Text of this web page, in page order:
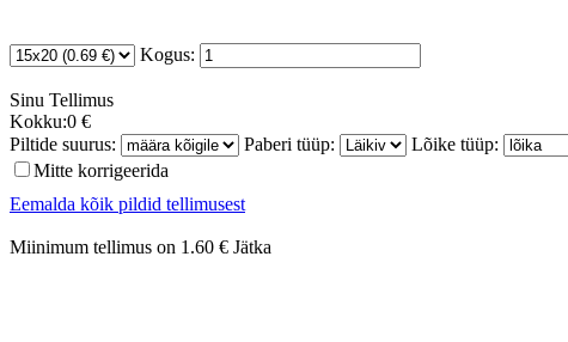
Kogus:
Sinu Tellimus
Kokku:0 €
Piltide suurus:
Paberi tüüp: Lõike tüüp:
Mitte korrigeerida
Eemalda kõik pildid tellimusest
Miinimum tellimus on 1.60 € Jätka